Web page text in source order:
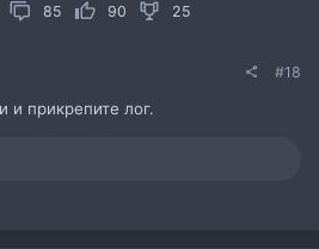
85 90 25
#18
прикрепите лог.